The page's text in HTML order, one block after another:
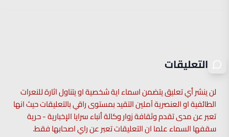
التعليقات
لن ينشر أي تعليق يتضمن اسماء اية شخصية او يتناول اثارة للنعرات
الطائفية او العنصرية آملين التقيد بمستوى راقي بالتعليقات حيث انها
تعبر عن مدى تقدم وثقافة زوار وكالة أنباء سرايا الإخبارية - حرية
سقفها السماء علما ان التعليقات تعبر عن راي اصحابها فقط.